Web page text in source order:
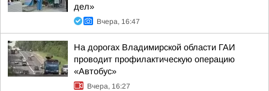
дел»
Вчера, 16:47
На дорогах Владимирской области ГАИ
проводит профилактическую операцию
«Автобус»
Вчера, 16:27